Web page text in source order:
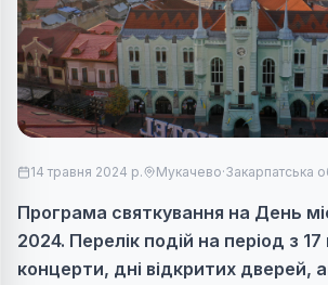
14 травня 2024 р. Мукачево·Закарпатська
Програма святкування на День
2024. Перелік подій на період з 17
концерти, дні відкритих дверей,